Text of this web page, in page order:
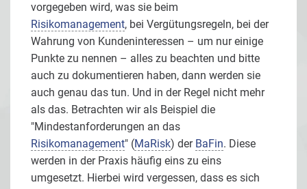
vorgegeben wird, was sie beim
Risikomanagement, bei Vergütungsregeln, bei der
Wahrung von Kundeninteressen – um nur einige
Punkte zu nennen – alles zu beachten und bitte
auch zu dokumentieren haben, dann werden sie
auch genau das tun. Und in der Regel nicht mehr
als das. Betrachten wir als Beispiel die
"Mindestanforderungen an das
Risikomanagement" (MaRisk) der BaFin. Diese
werden in der Praxis häufig eins zu eins
umgesetzt. Hierbei wird vergessen, dass es sich